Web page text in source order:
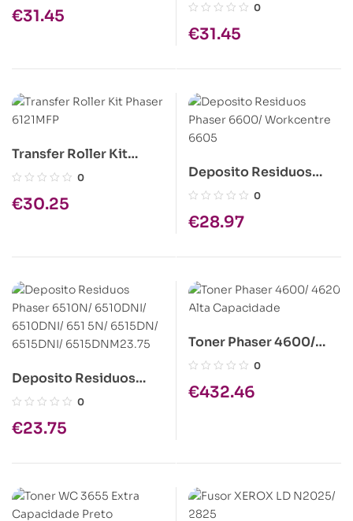
€31.45 0
€31.45
Transfer Roller Kit
Phaser 6121MFP
0
€30.25
Deposito Residuos
Phaser 6600/
0
€28.97
Deposito Residuos
Phaser 6510N/
5N/ 6515DN/ 6515DNI/
0
€23.75
Toner Phaser 4600/
4620 Alta Capacidade
0
€432.46